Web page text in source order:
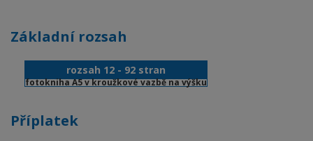
Základní rozsah
rozsah 12 - 92 stran
fotokniha A5 v kroužkové vazbě na výšku
Příplatek